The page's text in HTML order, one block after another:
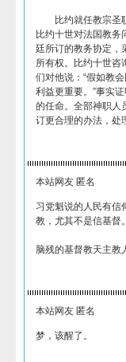
比约就任教宗圣职
比约十世对法国教
廷所订的教务协定，
所有权。比约十世咨
们对他说：“假如教
利益更重要。”事实
的任命。全部神职人
订更合理的办法，处
本站网友 匿名
习党魁说的人民有
教，尤其不是信基督。
脑残的基督教天主教
本站网友 匿名
梦，该醒了。